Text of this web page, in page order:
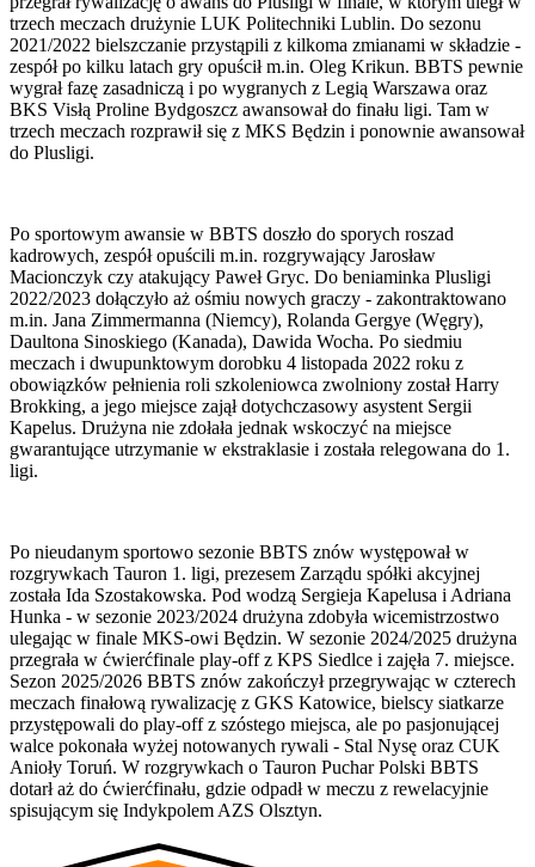
trzech meczach drużynie LUK Politechniki Lublin. Do sezonu
2021/2022 bielszczanie przystąpili z kilkoma zmianami w składzie -
zespół po kilku latach gry opuścił m.in. Oleg Krikun. BBTS pewnie
wygrał fazę zasadniczą i po wygranych z Legią Warszawa oraz
BKS Visłą Proline Bydgoszcz awansował do finału ligi. Tam w
trzech meczach rozprawił się z MKS Będzin i ponownie awansował
do Plusligi.
Po sportowym awansie w BBTS doszło do sporych roszad
kadrowych, zespół opuścili m.in. rozgrywający Jarosław
Macionczyk czy atakujący Paweł Gryc. Do beniaminka Plusligi
2022/2023 dołączyło aż ośmiu nowych graczy - zakontraktowano
m.in. Jana Zimmermanna (Niemcy), Rolanda Gergye (Węgry),
Daultona Sinoskiego (Kanada), Dawida Wocha. Po siedmiu
meczach i dwupunktowym dorobku 4 listopada 2022 roku z
obowiązków pełnienia roli szkoleniowca zwolniony został Harry
Brokking, a jego miejsce zajął dotychczasowy asystent Sergii
Kapelus. Drużyna nie zdołała jednak wskoczyć na miejsce
gwarantujące utrzymanie w ekstraklasie i została relegowana do 1.
ligi.
Po nieudanym sportowo sezonie BBTS znów występował w
rozgrywkach Tauron 1. ligi, prezesem Zarządu spółki akcyjnej
została Ida Szostakowska. Pod wodzą Sergieja Kapelusa i Adriana
Hunka - w sezonie 2023/2024 drużyna zdobyła wicemistrzostwo
ulegając w finale MKS-owi Będzin. W sezonie 2024/2025 drużyna
przegrała w ćwierćfinale play-off z KPS Siedlce i zajęła 7. miejsce.
Sezon 2025/2026 BBTS znów zakończył przegrywając w czterech
meczach finałową rywalizację z GKS Katowice, bielscy siatkarze
przystępowali do play-off z szóstego miejsca, ale po pasjonującej
walce pokonała wyżej notowanych rywali - Stal Nysę oraz CUK
Anioły Toruń. W rozgrywkach o Tauron Puchar Polski BBTS
dotarł aż do ćwierćfinału, gdzie odpadł w meczu z rewelacyjnie
spisującym się Indykpolem AZS Olsztyn.